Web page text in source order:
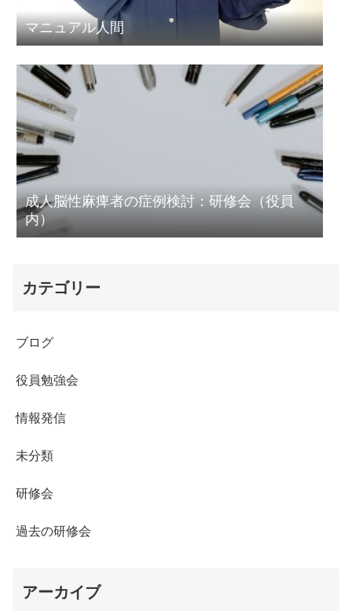
マニュアル人間
成人脳性麻痺者の症例検討：研修会（役員
内）
カテゴリー
ブログ
役員勉強会
情報発信
未分類
研修会
過去の研修会
アーカイブ